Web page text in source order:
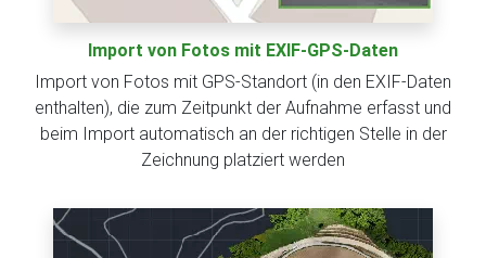
Import von Fotos mit EXIF-GPS-Daten
Import von Fotos mit GPS-Standort (in den EXIF-Daten
enthalten), die zum Zeitpunkt der Aufnahme erfasst und
beim Import automatisch an der richtigen Stelle in der
Zeichnung platziert werden